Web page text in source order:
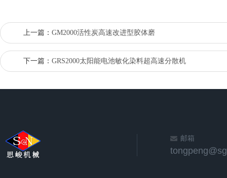
上一篇： GM2000活性炭高速改进型胶体磨
下一篇： GRS2000太阳能电池敏化染料超高速分散机
邮箱